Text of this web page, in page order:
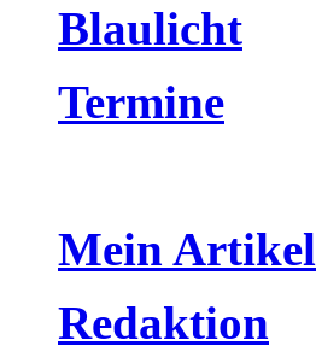
Blaulicht
Termine
Mein Artikel
Redaktion